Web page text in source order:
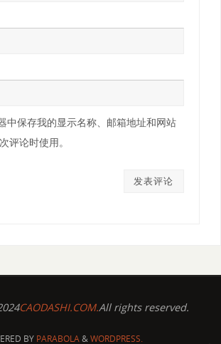
中保存我的显示名称、邮箱地址和网站
评论时使用。
CAODASHI.COM.All rights reserved.
BY PARABOLA&WORDPRESS.